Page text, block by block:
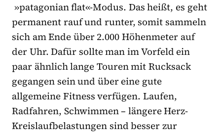
»patagonian flat«-Modus. Das heißt, es geht
permanent rauf und runter, somit sammeln
sich am Ende über 2.000 Höhenmeter auf
der Uhr. Dafür sollte man im Vorfeld ein
paar ähnlich lange Touren mit Rucksack
gegangen sein und über eine gute
allgemeine Fitness verfügen. Laufen,
Radfahren, Schwimmen – längere Herz-
Kreislaufbelastungen sind besser zur